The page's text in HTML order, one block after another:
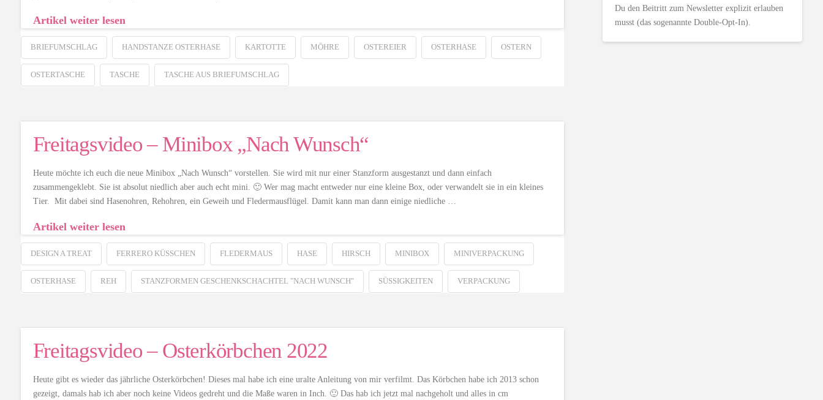
Artikel weiter lesen
BRIEFUMSCHLAG HANDSTANZE OSTERHASE KARTOTTE MÖHRE OSTEREIER OSTERHASE OSTERN
OSTERTASCHE TASCHE TASCHE AUS BRIEFUMSCHLAG
Freitagsvideo – Minibox „Nach Wunsch“
Heute möchte ich euch die neue Minibox „Nach Wunsch“ vorstellen. Sie wird mit nur einer Stanzform ausgestanzt und dann einfach
zusammengeklebt. Sie ist absolut niedlich aber auch echt mini. 🙂 Wer mag macht entweder nur eine kleine Box, oder verwandelt sie in ein kleines
Tier. Mit dabei sind Hasenohren, Rehohren, ein Geweih und Fledermausflügel. Damit kann man dann einige niedliche …
Artikel weiter lesen
DESIGN A TREAT FERRERO KÜSSCHEN FLEDERMAUS HASE HIRSCH MINIBOX MINIVERPACKUNG
OSTERHASE REH STANZFORMEN GESCHENKSCHACHTEL "NACH WUNSCH" SÜSSIGKEITEN VERPACKUNG
Freitagsvideo – Osterkörbchen 2022
Heute gibt es wieder das jährliche Osterkörbchen! Dieses mal habe ich eine uralte Anleitung von mir verfilmt. Das Körbchen habe ich 2013 schon
gezeigt, damals hab ich aber noch keine Videos gedreht und die Maße waren in Inch. 🙂 Das hab ich jetzt mal nachgeholt und alles in cm
Du den Beitritt zum Newsletter explizit erlauben
musst (das sogenannte Double-Opt-In).